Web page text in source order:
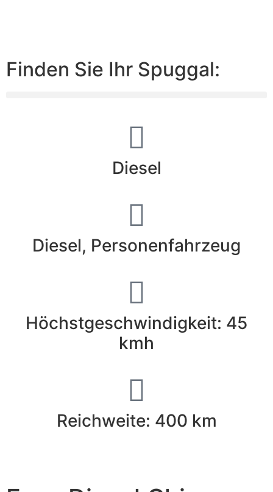
Finden Sie Ihr Spuggal:
Diesel
Diesel, Personenfahrzeug
Höchstgeschwindigkeit: 45
kmh
Reichweite: 400 km